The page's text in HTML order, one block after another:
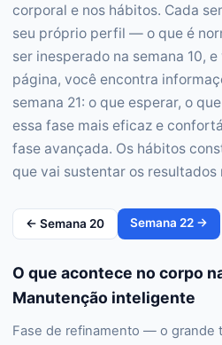
corporal e nos hábitos. Cada
seu próprio perfil — o que é
ser inesperado na semana 10,
página, você encontra
semana 21: o que esperar, o
essa fase mais eficaz e
fase avançada. Os hábitos
que vai sustentar os resultados
← Semana 20 Semana 22 →
O que acontece no corpo
Manutenção inteligente
Fase de refinamento — o grande